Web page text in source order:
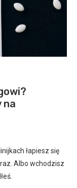
na
łapiesz się
Albo wchodzisz